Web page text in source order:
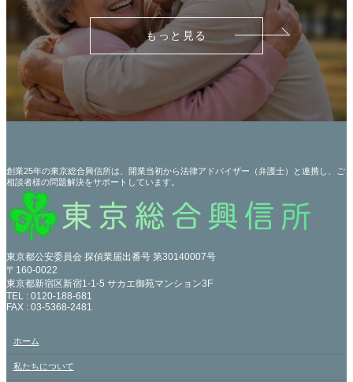
もっと見る
創業25年の東京総合興信所は、開業当初から法律アドバイザー（弁護士）と連携し、ご
相談者様の問題解決をサポートしています。
東京都公安委員会 探偵業届出番号 第30140007号
〒160-0022
東京都新宿区新宿1-1-5 サカエ御苑マンション3F
TEL : 0120-188-681
FAX : 03-5368-2481
ホーム
私たちについて